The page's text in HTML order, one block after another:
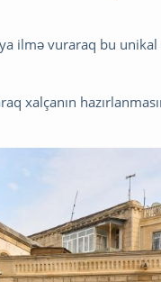
ilmə vuraraq bu
xalçanın